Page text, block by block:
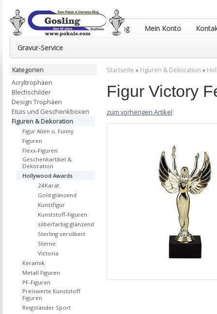
Euro-Pokale & Gravur-Shop Gosling Mein Konto
Gravur-Service
Startseite » Figuren & Dekoration »
Figur Victory
zum vorherigen Artikel
Kategorien
Acryltrophäen
Blechschilder
Design Trophäen
Etuis und Geschenkboxen
Figuren & Dekoration
Figur Alien u. Funny
Figuren
Flexx-Figuren
Geschenkartikel &
Dekoration
Hollywood Awards
24Karat
Gold glänzend
Kunstfigur
Kunststoff-Figuren
silberfarbig glänzend
Sterling versilbert
Sterne
Victoria
Keramik
Metall Figuren
PF-Figuren
Preiswerte Kunststoff
Figuren
Ringständer Sport